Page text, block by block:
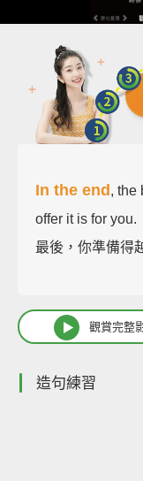
In the end , the
offer it is for you.
最後，你準備得
觀賞完整
造句練習